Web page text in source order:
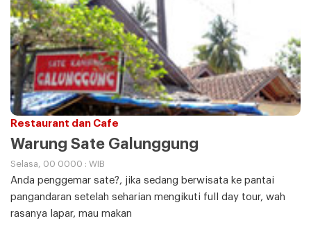
Restaurant dan Cafe
Warung Sate Galunggung
Selasa, 00 0000 : WIB
Anda penggemar sate?, jika sedang berwisata ke pantai
pangandaran setelah seharian mengikuti full day tour, wah
rasanya lapar, mau makan